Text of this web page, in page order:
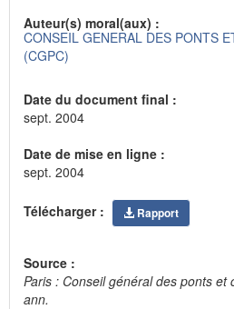
Auteur(s) moral(aux) :
CONSEIL GENERAL DES PONTS
(CGPC)
Date du document final :
sept. 2004
Date de mise en ligne :
sept. 2004
Télécharger : Rapport
Source :
Paris : Conseil général des ponts et
ann.